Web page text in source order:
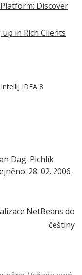
Discover
in Rich Clients
IDEA 8
Dagi Pichlík
28. 02. 2006
NetBeans do
češtiny